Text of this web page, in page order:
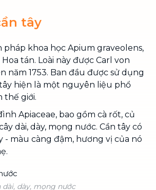
tây
pháp khoa học Apium graveolens,
tán. Loài này được Carl von
năm 1753. Ban đầu được sử dụng
hiện là một nguyên liệu phổ
thế giới.
Apiaceae, bao gồm cà rốt, củ
dài, dày, mọng nước. Cần tây có
màu càng đậm, hương vị của nó
dài, dày, mọng nước